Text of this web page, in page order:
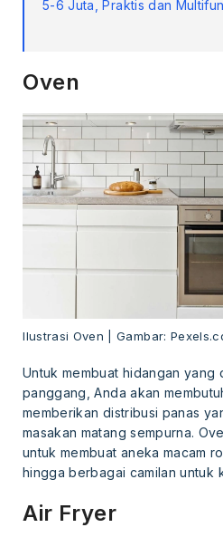
5-6 Juta, Praktis dan
Oven
Ilustrasi Oven | Gambar:
Untuk membuat hidangan yang
panggang, Anda akan
memberikan distribusi panas
masakan matang sempurna.
untuk membuat aneka macam
hingga berbagai camilan untuk
Air Fryer